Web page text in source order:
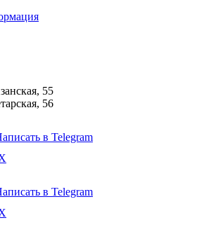
55
56
в Telegram
в Telegram